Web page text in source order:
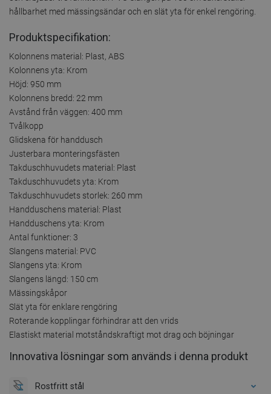
hållbarhet med mässingsändar och en slät yta för enkel rengöring.
Produktspecifikation:
Kolonnens material: Plast, ABS
Kolonnens yta: Krom
Höjd: 950 mm
Kolonnens bredd: 22 mm
Avstånd från väggen: 400 mm
Tvålkopp
Glidskena för handdusch
Justerbara monteringsfästen
Takduschhuvudets material: Plast
Takduschhuvudets yta: Krom
Takduschhuvudets storlek: 260 mm
Handduschens material: Plast
Handduschens yta: Krom
Antal funktioner: 3
Slangens material: PVC
Slangens yta: Krom
Slangens längd: 150 cm
Mässingskåpor
Slät yta för enklare rengöring
Roterande kopplingar förhindrar att den vrids
Elastiskt material motståndskraftigt mot drag och böjningar
Innovativa lösningar som används i denna produkt
Rostfritt stål